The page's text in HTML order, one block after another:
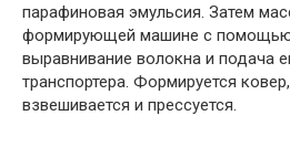
парафиновая эмульсия. Затем
формирующей машине с помощью
выравнивание волокна и подача
транспортера. Формируется
взвешивается и прессуется.